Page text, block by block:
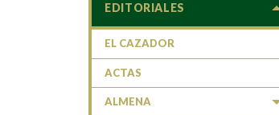
EDITORIALES
EL CAZADOR
ACTAS
ALMENA